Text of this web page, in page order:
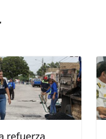
refuerza